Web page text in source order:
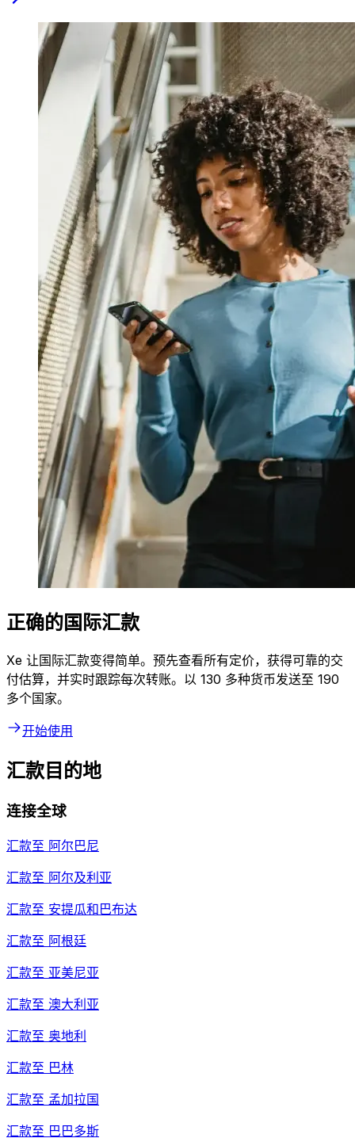
正确的国际汇款
Xe 让国际汇款变得简单。预先查看所有定价，获得可靠的交
付估算，并实时跟踪每次转账。以 130 多种货币发送至 190
多个国家。
开始使用
汇款目的地
连接全球
汇款至 阿尔巴尼
汇款至 阿尔及利亚
汇款至 安提瓜和巴布达
汇款至 阿根廷
汇款至 亚美尼亚
汇款至 澳大利亚
汇款至 奥地利
汇款至 巴林
汇款至 孟加拉国
汇款至 巴巴多斯